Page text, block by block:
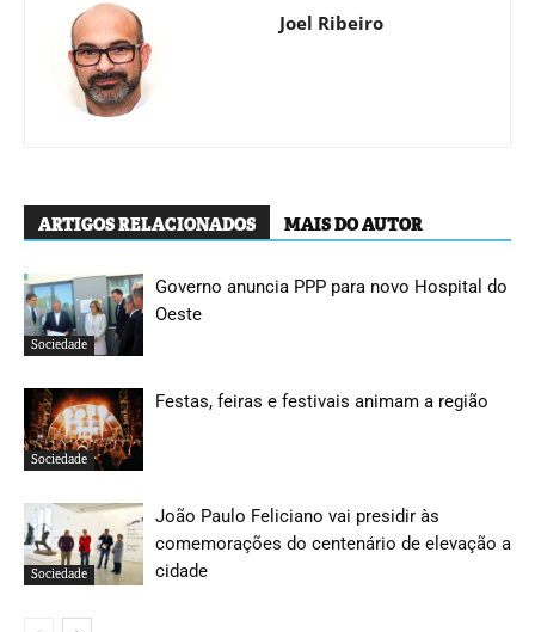
Joel Ribeiro
ARTIGOS RELACIONADOS MAIS DO AUTOR
Sociedade
Governo anuncia PPP para novo Hospital do
Oeste
Sociedade
Festas, feiras e festivais animam a região
Sociedade
João Paulo Feliciano vai presidir às
comemorações do centenário de elevação a
cidade